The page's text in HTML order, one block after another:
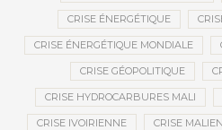
CRISE ÉNERGÉTIQUE
CRISE ÉNERGÉTIQUE MONDIALE
CRISE GÉOPOLITIQUE
CRISE HYDROCARBURES MALI
CRISE IVOIRIENNE CRISE